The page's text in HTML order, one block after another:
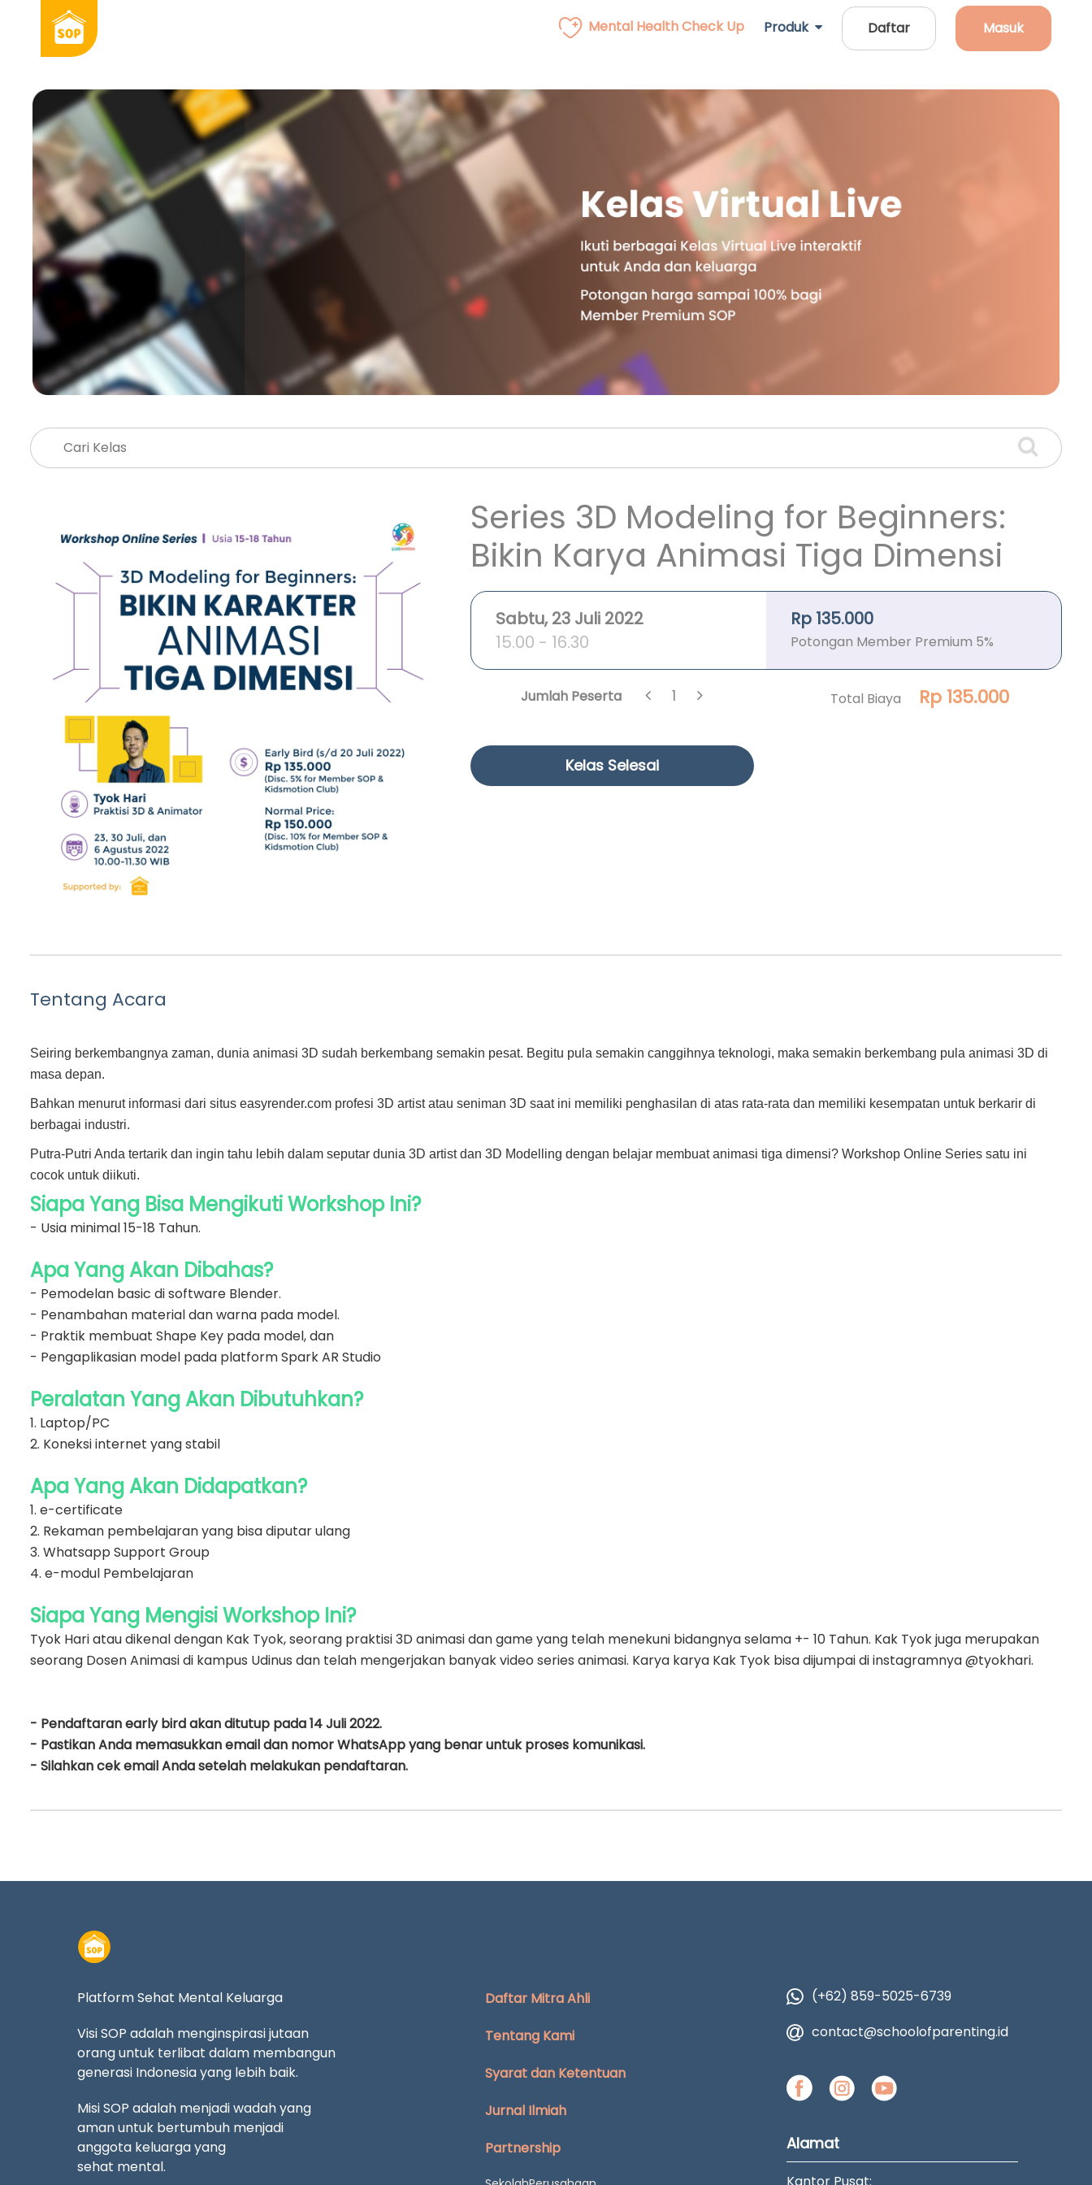
Mental Health Check Up Produk Daftar Masuk
Series 3D Modeling for Beginners:
Bikin Karya Animasi Tiga Dimensi
Sabtu, 23 Juli 2022
15.00 - 16.30
Rp 135.000
Potongan Member Premium 5%
Jumlah Peserta 1 Total Biaya Rp 135.000
Kelas Selesai
Tentang Acara
Seiring berkembangnya zaman, dunia animasi 3D sudah berkembang semakin pesat. Begitu pula semakin canggihnya teknologi, maka semakin berkembang pula animasi 3D di
masa depan.
Bahkan menurut informasi dari situs easyrender.com profesi 3D artist atau seniman 3D saat ini memiliki penghasilan di atas rata-rata dan memiliki kesempatan untuk berkarir di
berbagai industri.
Putra-Putri Anda tertarik dan ingin tahu lebih dalam seputar dunia 3D artist dan 3D Modelling dengan belajar membuat animasi tiga dimensi? Workshop Online Series satu ini
cocok untuk diikuti.
Siapa Yang Bisa Mengikuti Workshop Ini?
- Usia minimal 15-18 Tahun.
Apa Yang Akan Dibahas?
- Pemodelan basic di software Blender.
- Penambahan material dan warna pada model.
- Praktik membuat Shape Key pada model, dan
- Pengaplikasian model pada platform Spark AR Studio
Peralatan Yang Akan Dibutuhkan?
1. Laptop/PC
2. Koneksi internet yang stabil
Apa Yang Akan Didapatkan?
1. e-certificate
2. Rekaman pembelajaran yang bisa diputar ulang
3. Whatsapp Support Group
4. e-modul Pembelajaran
Siapa Yang Mengisi Workshop Ini?
Tyok Hari atau dikenal dengan Kak Tyok, seorang praktisi 3D animasi dan game yang telah menekuni bidangnya selama +- 10 Tahun. Kak Tyok juga merupakan
seorang Dosen Animasi di kampus Udinus dan telah mengerjakan banyak video series animasi. Karya karya Kak Tyok bisa dijumpai di instagramnya @tyokhari.
- Pendaftaran early bird akan ditutup pada 14 Juli 2022.
- Pastikan Anda memasukkan email dan nomor WhatsApp yang benar untuk proses komunikasi.
- Silahkan cek email Anda setelah melakukan pendaftaran.
Platform Sehat Mental Keluarga
Visi SOP adalah menginspirasi jutaan
orang untuk terlibat dalam membangun
generasi Indonesia yang lebih baik.
Misi SOP adalah menjadi wadah yang
aman untuk bertumbuh menjadi
anggota keluarga yang
sehat mental.
Daftar Mitra Ahli
Tentang Kami
Syarat dan Ketentuan
Jurnal Ilmiah
Partnership
(+62) 859-5025-6739
contact@schoolofparenting.id
Alamat